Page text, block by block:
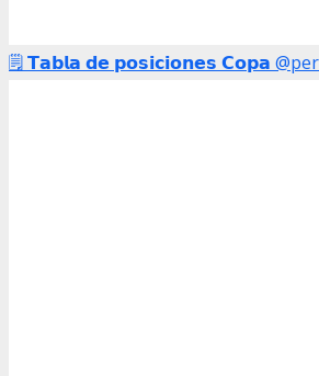
🗒️ 𝗧𝗮𝗯𝗹𝗮 𝗱𝗲 𝗽𝗼𝘀𝗶𝗰𝗶𝗼𝗻𝗲𝘀 𝗖𝗼𝗽𝗮